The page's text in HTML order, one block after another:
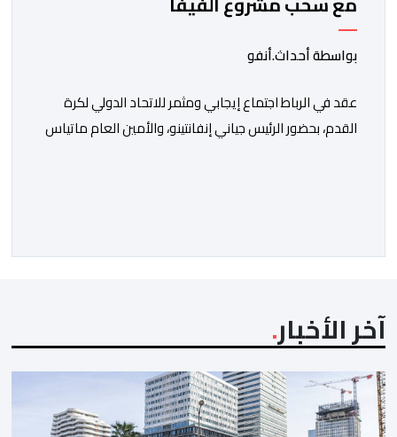
بواسطة أحداث.أنفو
عقد في الرباط اجتماع إيجابي ومثمر للاتحاد الدولي لكرة
القدم، بحضور الرئيس جياني إنفانتينو، والأمين العام ماتياس
المسؤول الوحيد المباشر والمنتخب من قِبل 211 اتحادا […]
آخر الأخبار